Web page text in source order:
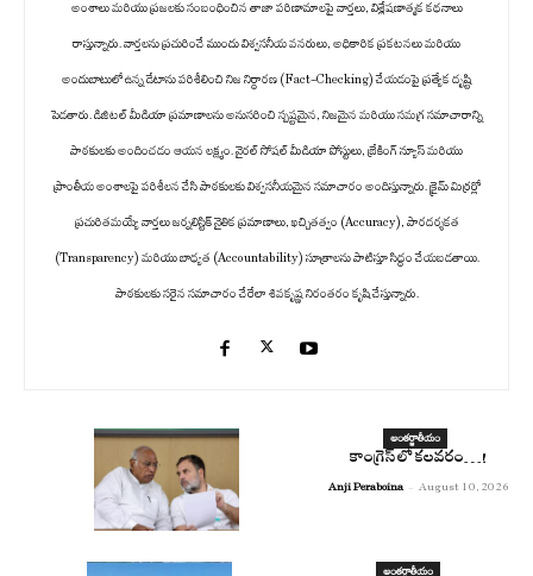
అంశాలు మరియు ప్రజలకు సంబంధించిన తాజా పరిణామాలపై వార్తలు, విశ్లేషణాత్మక కథనాలు
రాస్తున్నారు. వార్తలను ప్రచురించే ముందు విశ్వసనీయ వనరులు, అధికారిక ప్రకటనలు మరియు
అందుబాటులో ఉన్న డేటాను పరిశీలించి నిజ నిర్ధారణ (Fact-Checking) చేయడంపై ప్రత్యేక దృష్టి
పెడతారు. డిజిటల్ మీడియా ప్రమాణాలను అనుసరించి స్పష్టమైన, నిజమైన మరియు సమగ్ర సమాచారాన్ని
పాఠకులకు అందించడం ఆయన లక్ష్యం. వైరల్ సోషల్ మీడియా పోస్టులు, బ్రేకింగ్ న్యూస్ మరియు
ప్రాంతీయ అంశాలపై పరిశీలన చేసి పాఠకులకు విశ్వసనీయమైన సమాచారం అందిస్తున్నారు. క్రైమ్ మిర్రర్లో
ప్రచురితమయ్యే వార్తలు జర్నలిస్టిక్ నైతిక ప్రమాణాలు, ఖచ్చితత్వం (Accuracy), పారదర్శకత
(Transparency) మరియు బాధ్యత (Accountability) సూత్రాలను పాటిస్తూ సిద్ధం చేయబడతాయి.
పాఠకులకు సరైన సమాచారం చేరేలా శివకృష్ణ నిరంతరం కృషి చేస్తున్నారు.
అంతర్జాతీయం
కాంగ్రెస్ లో కలవరం…!
Anji Peraboina - August 10, 2026
అంతర్జాతీయం